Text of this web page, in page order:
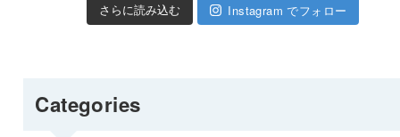
さらに読み込む Instagram でフォロー
Categories